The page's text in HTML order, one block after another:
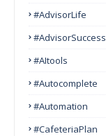
#AdvisorLife
#AdvisorSuccess
#AItools
#autocomplete
#Automation
#CafeteriaPlan